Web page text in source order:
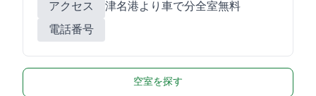
アクセス
津名港より車で15分/全室Wi-Fi無料
電話番号
空室を探す